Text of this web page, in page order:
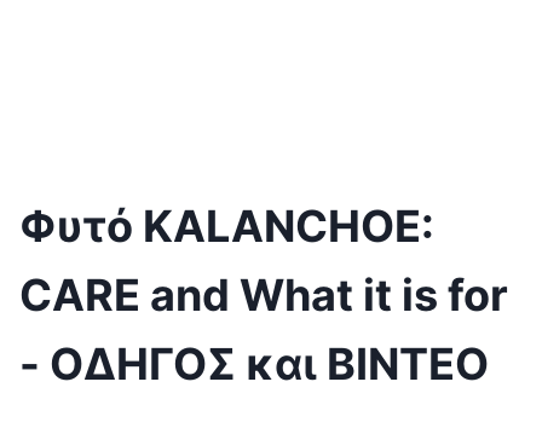
Φυτό KALANCHOE:
CARE and What it is for
- ΟΔΗΓΟΣ και ΒΙΝΤΕΟ